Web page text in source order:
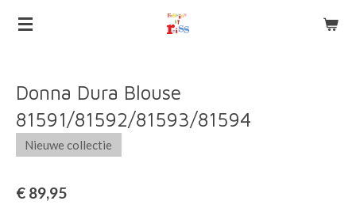
Ga
hoofdinhoud
Donna Dura Blouse
81591/81592/81593/81594
Nieuwe collectie
€ 89,95